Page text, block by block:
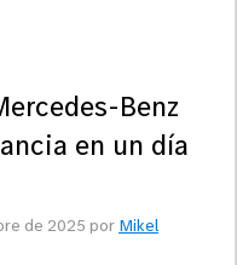
Benz
en un día
de 2025 por Mikel